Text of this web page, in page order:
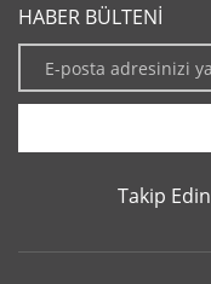
HABER BÜLTENİ
Takip Edin